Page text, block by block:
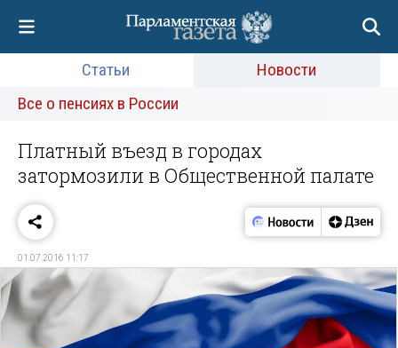
Статьи
Новости
Все о пенсиях в России
Платный въезд в городах
затормозили в Общественной палате
01.07.2016 11:17